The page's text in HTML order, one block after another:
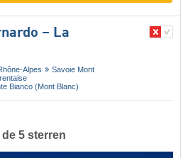
– La
Alpes
Savoie Mont
Bianco (Mont Blanc)
5 sterren